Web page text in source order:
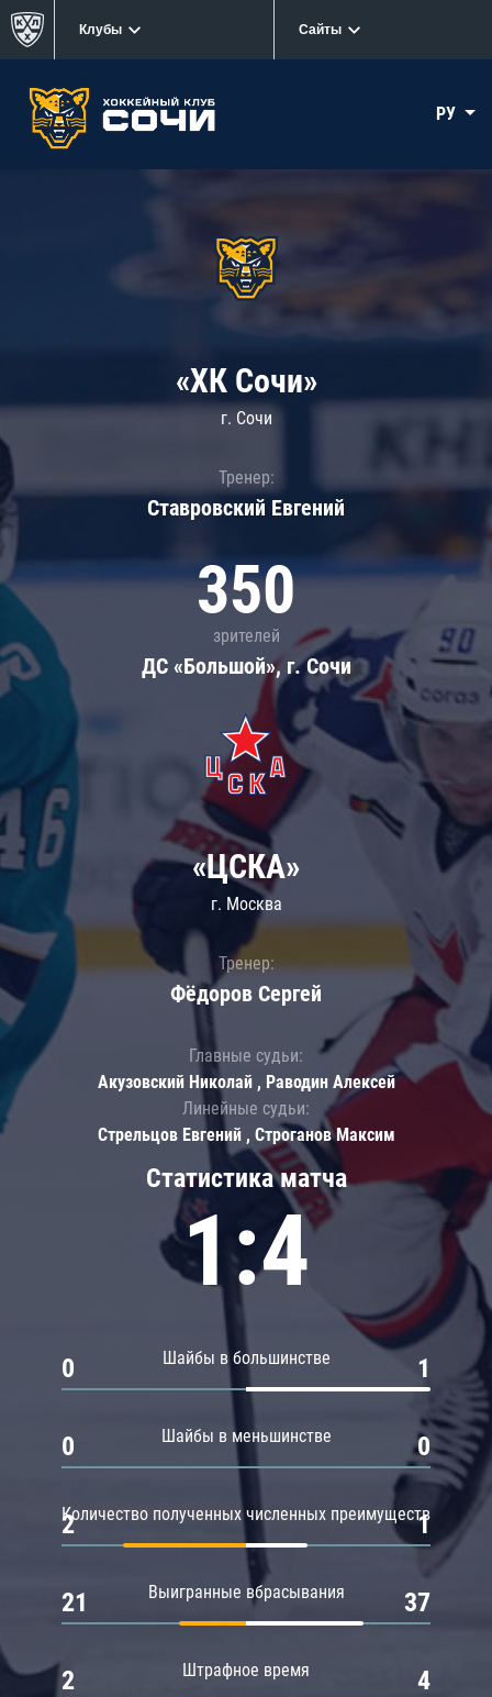
Клубы Сайты
РУ
«ХК Сочи»
г. Сочи
Тренер:
Ставровский Евгений
350
зрителей
ДС «Большой», г. Сочи
Статистика матча
1:4
Шайбы в большинстве
0 1
Шайбы в меньшинстве
0 0
Количество полученных численных преимуществ
2 1
Выигранные вбрасывания
21 37
Штрафное время
2 4
«ЦСКА»
г. Москва
Тренер:
Фёдоров Сергей
Главные судьи:
Акузовский Николай , Раводин Алексей
Линейные судьи:
Стрельцов Евгений , Строганов Максим